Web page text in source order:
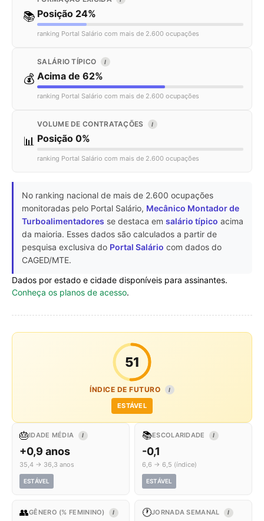
📚 Posição 24%
ranking Portal Salário com mais de 2.600 ocupações
💰
SALÁRIO TÍPICO I
Acima de 62%
ranking Portal Salário com mais de 2.600 ocupações
📊
VOLUME DE CONTRATAÇÕES I
Posição 0%
ranking Portal Salário com mais de 2.600 ocupações
No ranking nacional de mais de 2.600 ocupações
monitoradas pelo Portal Salário, Mecânico Montador de
Turboalimentadores se destaca em salário típico acima
da maioria. Esses dados são calculados a partir de
pesquisa exclusiva do Portal Salário com dados do
CAGED/MTE.
Dados por estado e cidade disponíveis para assinantes.
Conheça os planos de acesso.
51
ÍNDICE DE FUTURO I
ESTÁVEL
🎂IDADE MÉDIA I
+0,9 anos
35,4 → 36,3 anos
ESTÁVEL
📚ESCOLARIDADE I
-0,1
6,6 → 6,5 (índice)
ESTÁVEL
👥GÊNERO (% FEMININO) I 🕐JORNADA SEMANAL I